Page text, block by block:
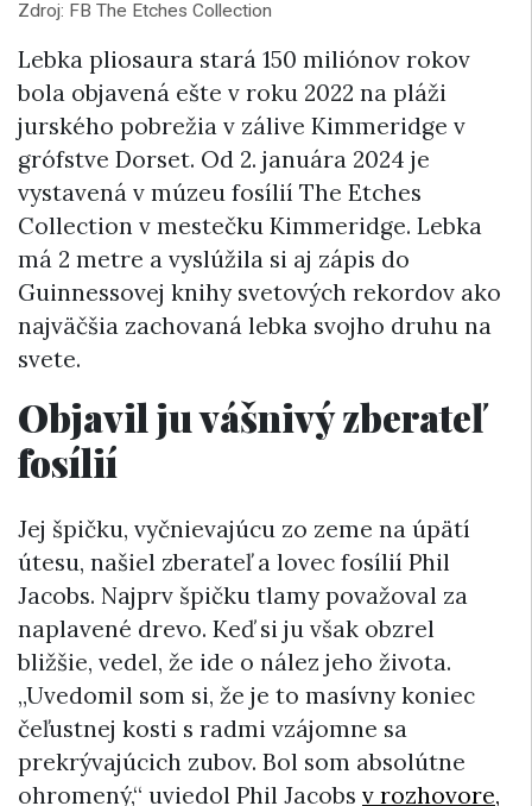
Zdroj: FB The Etches Collection
Lebka pliosaura stará 150 miliónov rokov
bola objavená ešte v roku 2022 na pláži
jurského pobrežia v zálive Kimmeridge v
grófstve Dorset. Od 2. januára 2024 je
vystavená v múzeu fosílií The Etches
Collection v mestečku Kimmeridge. Lebka
má 2 metre a vyslúžila si aj zápis do
Guinnessovej knihy svetových rekordov ako
najväčšia zachovaná lebka svojho druhu na
svete.
Objavil ju vášnivý zberateľ
fosílií
Jej špičku, vyčnievajúcu zo zeme na úpätí
útesu, našiel zberateľ a lovec fosílií Phil
Jacobs. Najprv špičku tlamy považoval za
naplavené drevo. Keď si ju však obzrel
bližšie, vedel, že ide o nález jeho života.
„Uvedomil som si, že je to masívny koniec
čeľustnej kosti s radmi vzájomne sa
prekrývajúcich zubov. Bol som absolútne
ohromený,“ uviedol Phil Jacobs v rozhovore,